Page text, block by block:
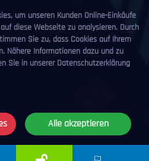
um unseren Kunden Online-Einkäufe
diese Webseite zu analysieren. Durch
Sie zu, dass Cookies auf Ihrem
Nähere Informationen dazu und zu
Sie in unserer Datenschutzerklärung
Alle akzeptieren